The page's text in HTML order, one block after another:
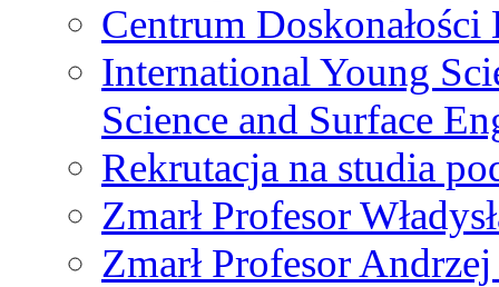
Centrum
International Young
Science and Surface
Rekrutacja na studia
Zmarł Profesor
Zmarł Profesor